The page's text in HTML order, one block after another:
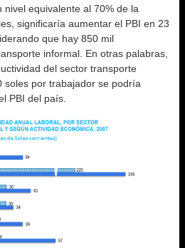
equivalente al 70% de la
significaría aumentar el PBI en 23
que hay 850 mil
informal. En otras palabras,
del sector transporte
soles por trabajador se podría
PBI del país.